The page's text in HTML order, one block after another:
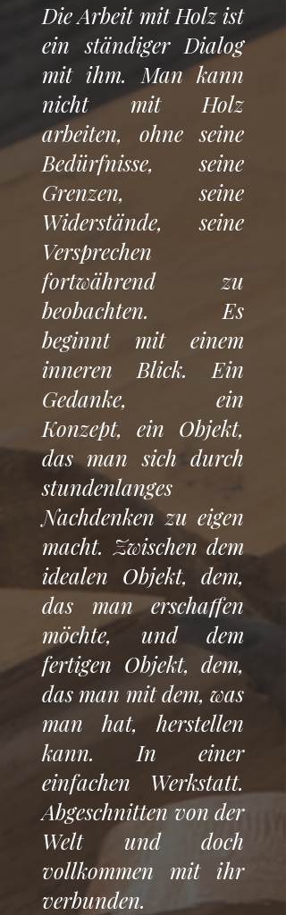
Die Arbeit mit Holz ist
ein ständiger Dialog
mit ihm. Man kann
nicht mit Holz
arbeiten, ohne seine
Bedürfnisse, seine
Grenzen, seine
Widerstände, seine
Versprechen
fortwährend zu
beobachten. Es
beginnt mit einem
inneren Blick. Ein
Gedanke, ein
Konzept, ein Objekt,
das man sich durch
stundenlanges
Nachdenken zu eigen
macht. Zwischen dem
idealen Objekt, dem,
das man erschaffen
möchte, und dem
fertigen Objekt, dem,
das man mit dem, was
man hat, herstellen
kann. In einer
einfachen Werkstatt.
Abgeschnitten von der
Welt und doch
vollkommen mit ihr
verbunden.